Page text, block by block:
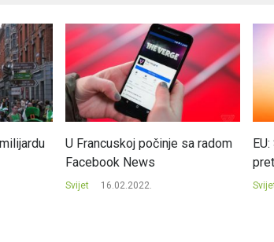
U Francuskoj počinje sa radom
Facebook News
Svijet 16.02.2022.